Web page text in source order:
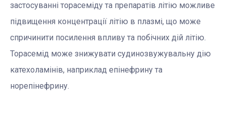
застосуванні торасеміду та препаратів літію можливе
підвищення концентрації літію в плазмі, що може
спричинити посилення впливу та побічних дій літію.
Торасемід може знижувати судинозвужувальну дію
катехоламінів, наприклад епінефрину та
норепінефрину.